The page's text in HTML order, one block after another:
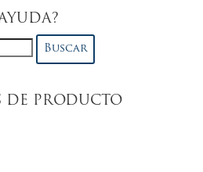
Buscar
DE PRODUCTO